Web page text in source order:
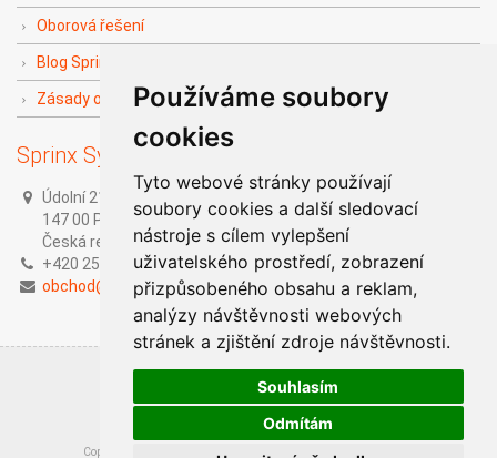
Používáme soubory
cookies
Tyto webové stránky používají
soubory cookies a další sledovací
nástroje s cílem vylepšení
uživatelského prostředí, zobrazení
přizpůsobeného obsahu a reklam,
analýzy návštěvnosti webových
stránek a zjištění zdroje návštěvnosti.
Souhlasím
Odmítám
Oborová řešení
Blog Sprinx The Doers
Zásady ochrany soukromí
Sprinx Systems, a.s.
Údolní 212/1,
147 00 Praha 4,
Česká republika
+420 251 014 211
obchod@sprinx.com
Copyright © 2020